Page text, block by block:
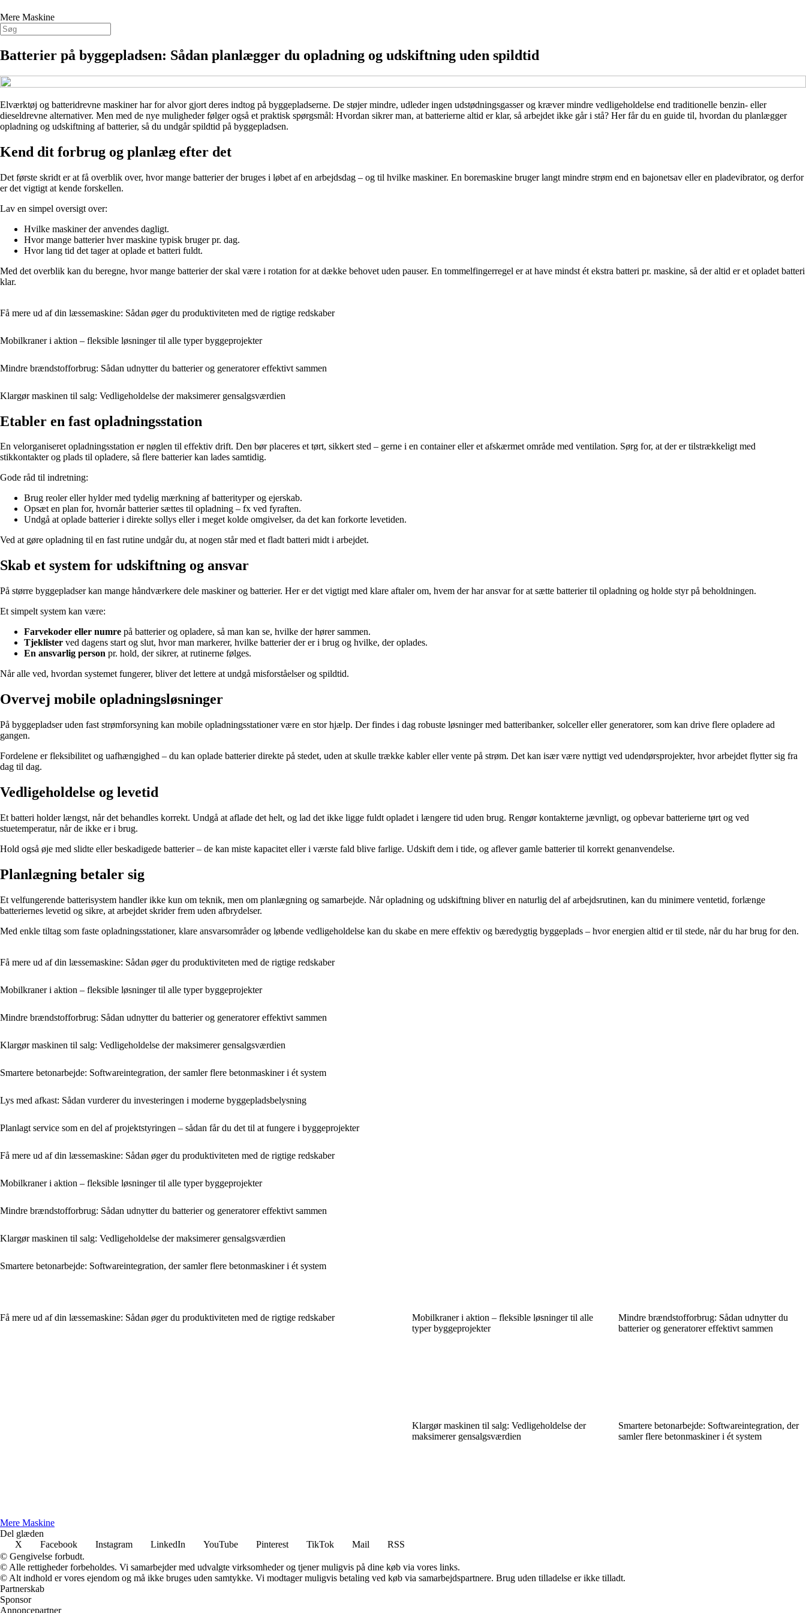
Mere Maskine
Batterier på byggepladsen: Sådan planlægger du opladning og udskiftning uden spildtid
Elværktøj og batteridrevne maskiner har for alvor gjort deres indtog på byggepladserne. De støjer mindre, udleder ingen udstødningsgasser og kræver mindre vedligeholdelse end traditionelle benzin- eller
dieseldrevne alternativer. Men med de nye muligheder følger også et praktisk spørgsmål: Hvordan sikrer man, at batterierne altid er klar, så arbejdet ikke går i stå? Her får du en guide til, hvordan du planlægger
opladning og udskiftning af batterier, så du undgår spildtid på byggepladsen.
Kend dit forbrug og planlæg efter det
Det første skridt er at få overblik over, hvor mange batterier der bruges i løbet af en arbejdsdag – og til hvilke maskiner. En boremaskine bruger langt mindre strøm end en bajonetsav eller en pladevibrator, og derfor
er det vigtigt at kende forskellen.
Lav en simpel oversigt over:
Hvilke maskiner der anvendes dagligt.
Hvor mange batterier hver maskine typisk bruger pr. dag.
Hvor lang tid det tager at oplade et batteri fuldt.
Med det overblik kan du beregne, hvor mange batterier der skal være i rotation for at dække behovet uden pauser. En tommelfingerregel er at have mindst ét ekstra batteri pr. maskine, så der altid er et opladet batteri
klar.
Få mere ud af din læssemaskine: Sådan øger du produktiviteten med de rigtige redskaber
Mobilkraner i aktion – fleksible løsninger til alle typer byggeprojekter
Mindre brændstofforbrug: Sådan udnytter du batterier og generatorer effektivt sammen
Klargør maskinen til salg: Vedligeholdelse der maksimerer gensalgsværdien
Etabler en fast opladningsstation
En velorganiseret opladningsstation er nøglen til effektiv drift. Den bør placeres et tørt, sikkert sted – gerne i en container eller et afskærmet område med ventilation. Sørg for, at der er tilstrækkeligt med
stikkontakter og plads til opladere, så flere batterier kan lades samtidig.
Gode råd til indretning:
Brug reoler eller hylder med tydelig mærkning af batterityper og ejerskab.
Opsæt en plan for, hvornår batterier sættes til opladning – fx ved fyraften.
Undgå at oplade batterier i direkte sollys eller i meget kolde omgivelser, da det kan forkorte levetiden.
Ved at gøre opladning til en fast rutine undgår du, at nogen står med et fladt batteri midt i arbejdet.
Skab et system for udskiftning og ansvar
På større byggepladser kan mange håndværkere dele maskiner og batterier. Her er det vigtigt med klare aftaler om, hvem der har ansvar for at sætte batterier til opladning og holde styr på beholdningen.
Et simpelt system kan være:
Farvekoder eller numre på batterier og opladere, så man kan se, hvilke der hører sammen.
Tjeklister ved dagens start og slut, hvor man markerer, hvilke batterier der er i brug og hvilke, der oplades.
En ansvarlig person pr. hold, der sikrer, at rutinerne følges.
Når alle ved, hvordan systemet fungerer, bliver det lettere at undgå misforståelser og spildtid.
Overvej mobile opladningsløsninger
På byggepladser uden fast strømforsyning kan mobile opladningsstationer være en stor hjælp. Der findes i dag robuste løsninger med batteribanker, solceller eller generatorer, som kan drive flere opladere ad
gangen.
Fordelene er fleksibilitet og uafhængighed – du kan oplade batterier direkte på stedet, uden at skulle trække kabler eller vente på strøm. Det kan især være nyttigt ved udendørsprojekter, hvor arbejdet flytter sig fra
dag til dag.
Vedligeholdelse og levetid
Et batteri holder længst, når det behandles korrekt. Undgå at aflade det helt, og lad det ikke ligge fuldt opladet i længere tid uden brug. Rengør kontakterne jævnligt, og opbevar batterierne tørt og ved
stuetemperatur, når de ikke er i brug.
Hold også øje med slidte eller beskadigede batterier – de kan miste kapacitet eller i værste fald blive farlige. Udskift dem i tide, og aflever gamle batterier til korrekt genanvendelse.
Planlægning betaler sig
Et velfungerende batterisystem handler ikke kun om teknik, men om planlægning og samarbejde. Når opladning og udskiftning bliver en naturlig del af arbejdsrutinen, kan du minimere ventetid, forlænge
batteriernes levetid og sikre, at arbejdet skrider frem uden afbrydelser.
Med enkle tiltag som faste opladningsstationer, klare ansvarsområder og løbende vedligeholdelse kan du skabe en mere effektiv og bæredygtig byggeplads – hvor energien altid er til stede, når du har brug for den.
Få mere ud af din læssemaskine: Sådan øger du produktiviteten med de rigtige redskaber
Mobilkraner i aktion – fleksible løsninger til alle typer byggeprojekter
Mindre brændstofforbrug: Sådan udnytter du batterier og generatorer effektivt sammen
Klargør maskinen til salg: Vedligeholdelse der maksimerer gensalgsværdien
Smartere betonarbejde: Softwareintegration, der samler flere betonmaskiner i ét system
Lys med afkast: Sådan vurderer du investeringen i moderne byggepladsbelysning
Planlagt service som en del af projektstyringen – sådan får du det til at fungere i byggeprojekter
Få mere ud af din læssemaskine: Sådan øger du produktiviteten med de rigtige redskaber
Mobilkraner i aktion – fleksible løsninger til alle typer byggeprojekter
Mindre brændstofforbrug: Sådan udnytter du batterier og generatorer effektivt sammen
Klargør maskinen til salg: Vedligeholdelse der maksimerer gensalgsværdien
Smartere betonarbejde: Softwareintegration, der samler flere betonmaskiner i ét system
Få mere ud af din læssemaskine: Sådan øger du produktiviteten med de rigtige redskaber
Mobilkraner i aktion – fleksible løsninger til alle
typer byggeprojekter
Mindre brændstofforbrug: Sådan udnytter du
batterier og generatorer effektivt sammen
Klargør maskinen til salg: Vedligeholdelse der
maksimerer gensalgsværdien
Smartere betonarbejde: Softwareintegration, der
samler flere betonmaskiner i ét system
Mere Maskine
Del glæden
X
Facebook Instagram LinkedIn YouTube Pinterest TikTok Mail
RSS
© Gengivelse forbudt.
© Alle rettigheder forbeholdes. Vi samarbejder med udvalgte virksomheder og tjener muligvis på dine køb via vores links.
© Alt indhold er vores ejendom og må ikke bruges uden samtykke. Vi modtager muligvis betaling ved køb via samarbejdspartnere. Brug uden tilladelse er ikke tilladt.
Partnerskab
Sponsor
Annoncepartner